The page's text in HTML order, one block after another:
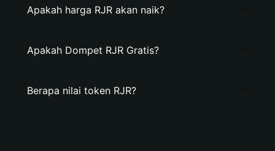
Apakah harga RJR akan naik?
Apakah Dompet RJR Gratis?
Berapa nilai token RJR?